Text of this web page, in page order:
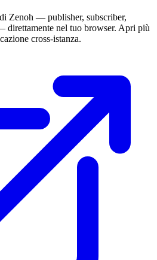
Zenoh — publisher, subscriber,
direttamente nel tuo browser. Apri più
cross-istanza.